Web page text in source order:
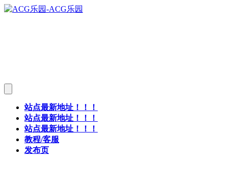
站点最新地址！！！
站点最新地址！！！
站点最新地址！！！
教程/客服
发布页